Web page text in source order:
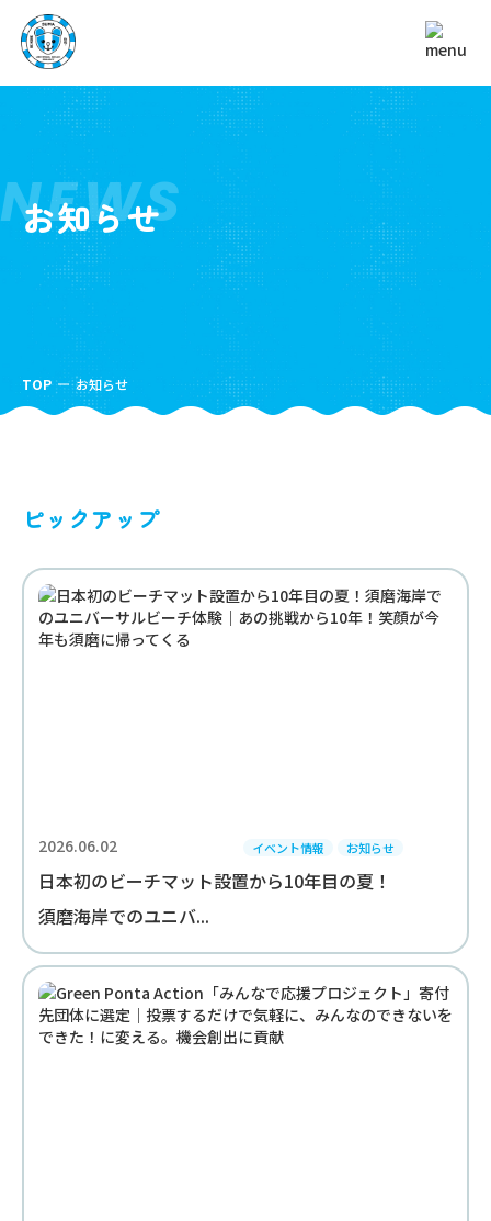
お知らせ
NEWS
TOP お知らせ
ピックアップ
2026.06.02 イベント情報 お知らせ
日本初のビーチマット設置から10年目の夏！
須磨海岸でのユニバ...